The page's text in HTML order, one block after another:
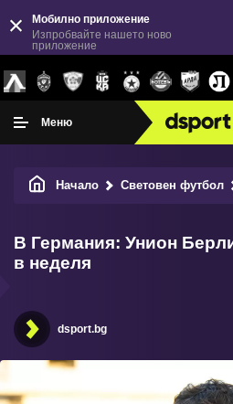
Мобилно приложение
Изпробвайте нашето ново
приложение
Меню
Начало Световен футбол
В Германия: Унион
в неделя
dsport.bg